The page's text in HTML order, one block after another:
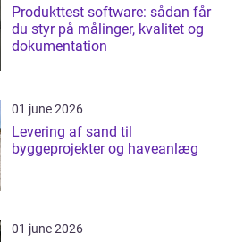
Produkttest software: sådan får
du styr på målinger, kvalitet og
dokumentation
01 june 2026
Levering af sand til
byggeprojekter og haveanlæg
01 june 2026